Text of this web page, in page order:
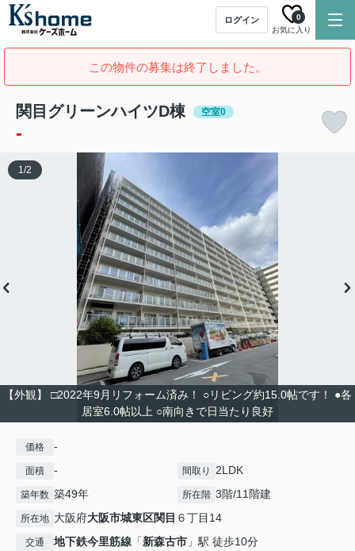
ログイン
お気に入り
0
この物件の募集は終了しました。
関目グリーンハイツD棟 空室0
-
【外観】 □2022年9月リフォーム済み！ ○リビング約15.0帖です！ ●各
居室6.0帖以上 ○南向きで日当たり良好
1/2
価格 -
面積 - 間取り 2LDK
築年数 築49年 所在階 3階/11階建
所在地 大阪府大阪市城東区関目 ６丁目14
交通 地下鉄今里筋線 「新森古市 」駅 徒歩10分